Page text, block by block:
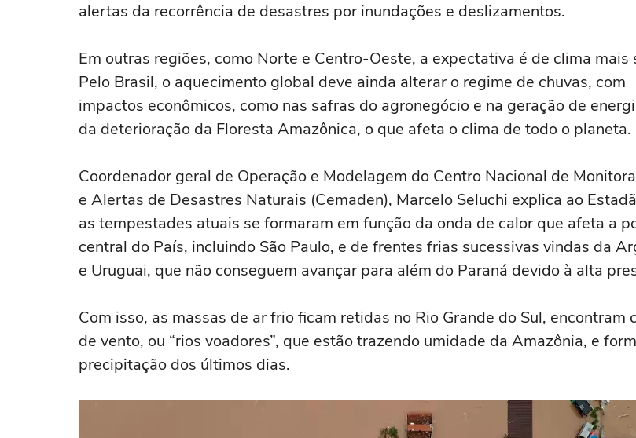
alertas da recorrência de desastres por inundações e deslizamentos.
Em outras regiões, como Norte e Centro-Oeste, a expectativa é de clima mais
Pelo Brasil, o aquecimento global deve ainda alterar o regime de chuvas, com
impactos econômicos, como nas safras do agronegócio e na geração de
da deterioração da Floresta Amazônica, o que afeta o clima de todo o planeta.
Coordenador geral de Operação e Modelagem do Centro Nacional de
e Alertas de Desastres Naturais (Cemaden), Marcelo Seluchi explica ao
as tempestades atuais se formaram em função da onda de calor que afeta a
central do País, incluindo São Paulo, e de frentes frias sucessivas vindas da
e Uruguai, que não conseguem avançar para além do Paraná devido à alta
Com isso, as massas de ar frio ficam retidas no Rio Grande do Sul, encontram
de vento, ou “rios voadores”, que estão trazendo umidade da Amazônia, e
precipitação dos últimos dias.